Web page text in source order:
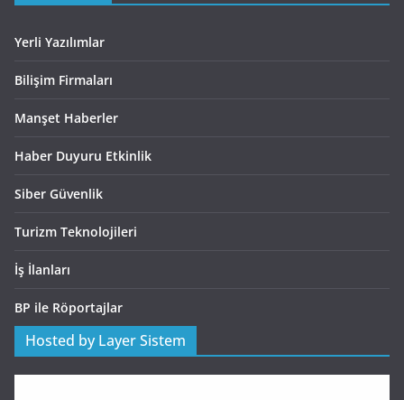
Yerli Yazılımlar
Bilişim Firmaları
Manşet Haberler
Haber Duyuru Etkinlik
Siber Güvenlik
Turizm Teknolojileri
İş İlanları
BP ile Röportajlar
Hosted by Layer Sistem